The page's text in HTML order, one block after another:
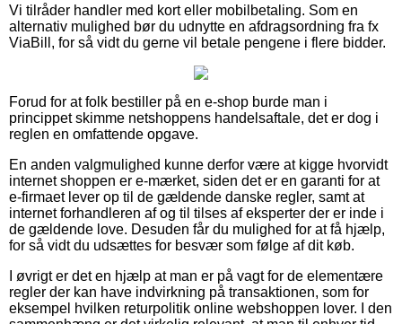
Vi tilråder handler med kort eller mobilbetaling. Som en
alternativ mulighed bør du udnytte en afdragsordning fra fx
ViaBill, for så vidt du gerne vil betale pengene i flere bidder.
Forud for at folk bestiller på en e-shop burde man i
princippet skimme netshoppens handelsaftale, det er dog i
reglen en omfattende opgave.
En anden valgmulighed kunne derfor være at kigge hvorvidt
internet shoppen er e-mærket, siden det er en garanti for at
e-firmaet lever op til de gældende danske regler, samt at
internet forhandleren af og til tilses af eksperter der er inde i
de gældende love. Desuden får du mulighed for at få hjælp,
for så vidt du udsættes for besvær som følge af dit køb.
I øvrigt er det en hjælp at man er på vagt for de elementære
regler der kan have indvirkning på transaktionen, som for
eksempel hvilken returpolitik online webshoppen lover. I den